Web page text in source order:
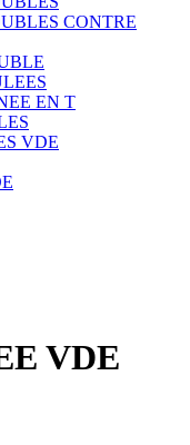
CONTRE
EN T
VDE
VDE